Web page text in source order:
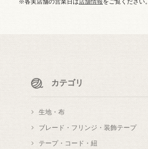
※各実店舗の営業日は店舗情報をご覧ください。
カテゴリ
生地・布
ブレード・フリンジ・装飾テープ
テープ・コード・紐